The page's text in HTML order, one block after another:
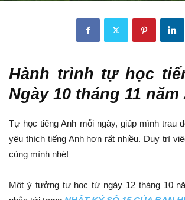
Hành trình tự học
Ngày 10 tháng 11 năm
Tự học tiếng Anh mỗi ngày, giúp mình trau
yêu thích tiếng Anh hơn rất nhiều. Duy trì
cùng mình nhé!
Một ý tưởng tự học từ ngày 12 tháng 10